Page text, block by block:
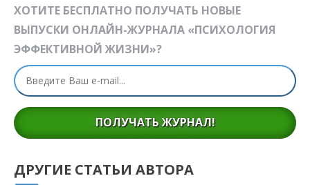
ХОТИТЕ БЕСПЛАТНО ПОЛУЧАТЬ НОВЫЕ
ВЫПУСКИ ОНЛАЙН-ЖУРНАЛА «ПСИХОЛОГИЯ
ЭФФЕКТИВНОЙ ЖИЗНИ»?
ПОЛУЧАТЬ ЖУРНАЛ!
ДРУГИЕ СТАТЬИ АВТОРА